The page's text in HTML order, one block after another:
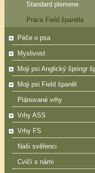
Standard plemene
Práce Field španěla
Péče o psa
Myslivost
Moji psi Anglický špringr
Moji psi Field španěl
Plánované vrhy
Vrhy ASS
Vrhy FS
Naši svěřenci
Cvičí s námi